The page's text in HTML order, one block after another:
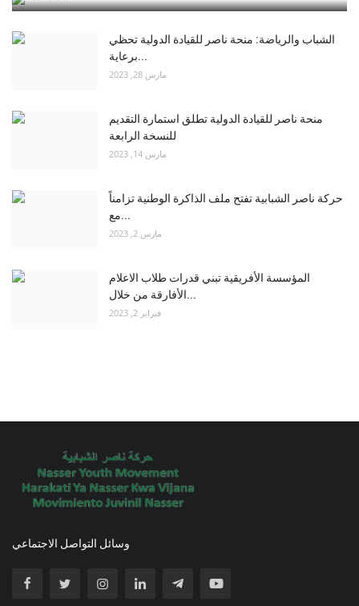
الشباب والرياضة: منحة ناصر للقيادة الدولية تحظي
برعاية...
مارس 28, 2023
منحة ناصر للقيادة الدولية تطلق استمارة التقديم
للنسخة الرابعة
مارس 14, 2023
حركة ناصر الشبابية تفتح ملف الذاكرة الوطنية تزامناً
مع...
مارس 2, 2023
المؤسسة الأفريقية تبني قدرات طلاب الاعلام
الأفارقة من خلال...
فبراير 2, 2023
وسائل التواصل الاجتماعي